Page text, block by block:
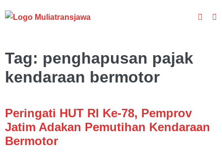
ke
Toggle
Tag: penghapusan pajak
kendaraan bermotor
Peringati HUT RI Ke-78, Pemprov
Jatim Adakan Pemutihan Kendaraan
Bermotor